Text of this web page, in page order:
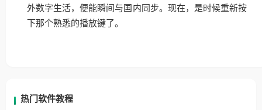
外数字生活，便能瞬间与国内同步。现在，是时候重新按
下那个熟悉的播放键了。
热门软件教程